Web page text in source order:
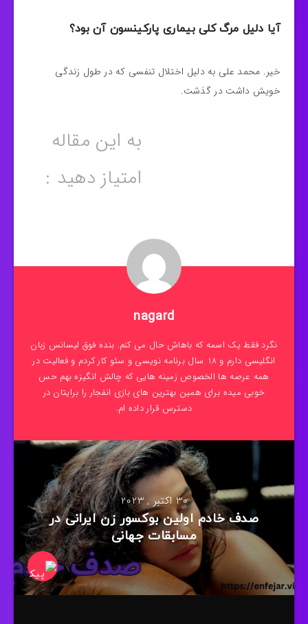
آیا دلیل مرگ کلی بیماری پارکینسون آن بود؟
خیر. محمد علی به دلیل اختلال تنفسی که در طول زندگی
خویش داشت در گذشت.
به این مقاله
امتیاز دهید :
nagard
نگرد فقط یک اسمه که باهاش حال می کنم. بنده فوق لیسانس زبان
انگلیسی دارم و 18 سال برنامه نویسی و سئو کار کردم و فعالیت در
همه عرصه ها الخصوص زمینه هایی که چالش انگیزه بهم حس
خوبی میده برای همین بهترین های بازی انفجار را برایتان در
دسترس قرار داده ام.
30 اکتبر , 2023
صدف خادم اولین بوکسور زن ایرانی در
مسابقات جهانی